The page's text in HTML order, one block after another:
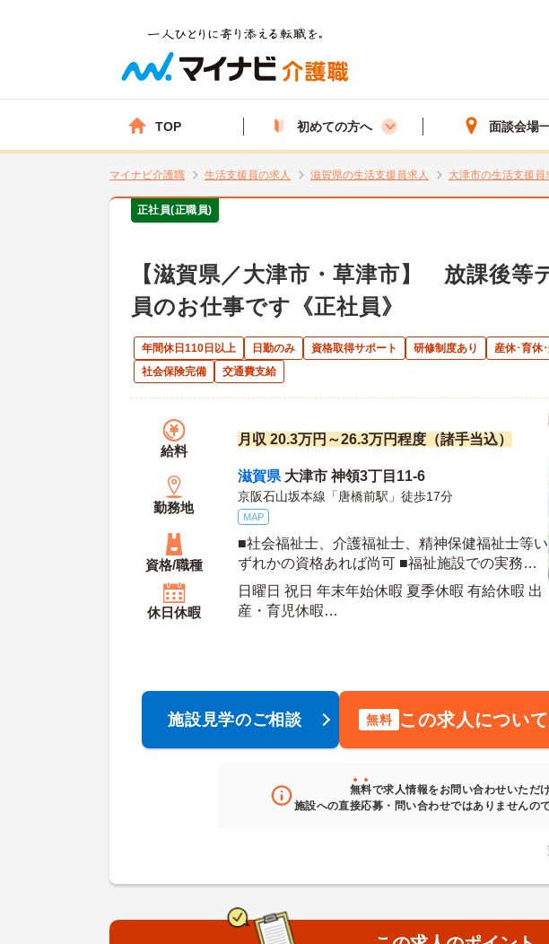
TOP 初めての方へ 面談会場
マイナビ介護職 生活支援員の求人 滋賀県の生活支援員求人 大津市の生活支援員
正社員(正職員)
【滋賀県／大津市・草津市】 放課後等
員のお仕事です《正社員》
年間休日110日以上 日勤のみ 資格取得サポート 研修制度あり 産休･育休
社会保険完備
交通費支給
給料
月収 20.3万円～26.3万円程度（諸手当込）
勤務地
滋賀県 大津市 神領3丁目11-6
京阪石山坂本線「唐橋前駅」徒歩17分
MAP
資格/職種
■社会福祉士、介護福祉士、精神保健福祉士等い
ずれかの資格あれば尚可 ■福祉施設での実務経
験あれば尚可 ■普通自動車運転免許（AT限定
可）
休日休暇
日曜日 祝日 年末年始休暇 夏季休暇 有給休暇 出
産・育児休暇
施設見学のご相談 無料 この求人につい
無料で求人情報をお問い合わせいただけ
施設への直接応募・問い合わせではありませんの